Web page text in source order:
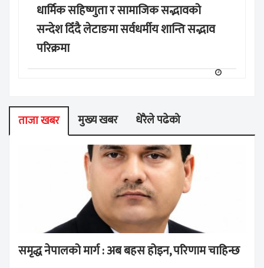
धार्मिक सहिष्णुता र सामाजिक सद्भावको
सन्देश दिँदै लेटाङमा सर्वधर्मीय शान्ति सद्भाव
परिक्रमा
ताजा खबर मुख्य खबर धेरैले पढेको
समृद्ध नेपालको मार्ग : अब बहस होइन, परिणाम चाहिन्छ